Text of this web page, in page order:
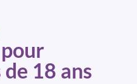
de 18 ans